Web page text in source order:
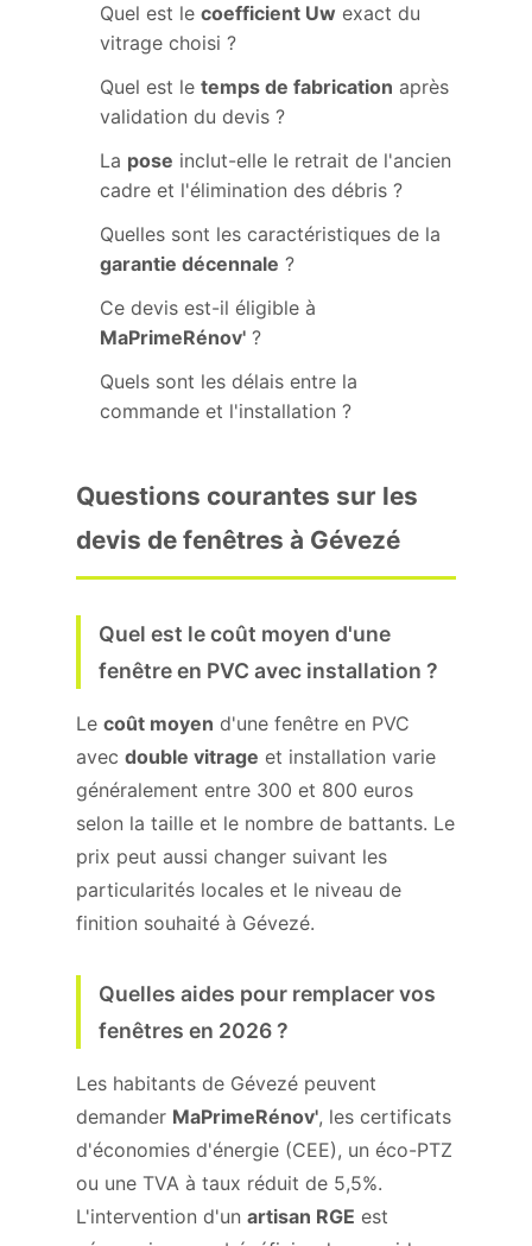
Quel est le coefficient Uw exact du
vitrage choisi ?
Quel est le temps de fabrication après
validation du devis ?
La pose inclut-elle le retrait de l'ancien
cadre et l'élimination des débris ?
Quelles sont les caractéristiques de la
garantie décennale ?
Ce devis est-il éligible à
MaPrimeRénov' ?
Quels sont les délais entre la
commande et l'installation ?
Questions courantes sur les
devis de fenêtres à Gévezé
Quel est le coût moyen d'une
fenêtre en PVC avec installation ?
Le coût moyen d'une fenêtre en PVC
avec double vitrage et installation varie
généralement entre 300 et 800 euros
selon la taille et le nombre de battants. Le
prix peut aussi changer suivant les
particularités locales et le niveau de
finition souhaité à Gévezé.
Quelles aides pour remplacer vos
fenêtres en 2026 ?
Les habitants de Gévezé peuvent
demander MaPrimeRénov', les certificats
d'économies d'énergie (CEE), un éco-PTZ
ou une TVA à taux réduit de 5,5%.
L'intervention d'un artisan RGE est